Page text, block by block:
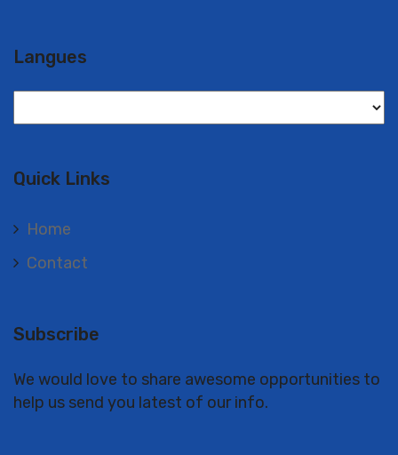
Langues
Quick Links
Home
Contact
Subscribe
We would love to share awesome opportunities to
help us send you latest of our info.